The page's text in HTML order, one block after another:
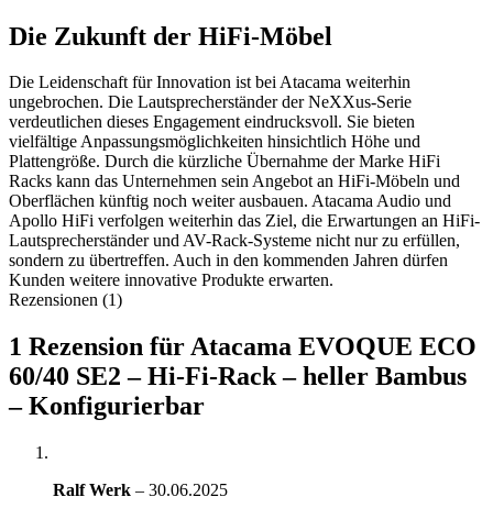
Die Zukunft der HiFi-Möbel
Die Leidenschaft für Innovation ist bei Atacama weiterhin
ungebrochen. Die Lautsprecherständer der NeXXus-Serie
verdeutlichen dieses Engagement eindrucksvoll. Sie bieten
vielfältige Anpassungsmöglichkeiten hinsichtlich Höhe und
Plattengröße. Durch die kürzliche Übernahme der Marke HiFi
Racks kann das Unternehmen sein Angebot an HiFi-Möbeln und
Oberflächen künftig noch weiter ausbauen. Atacama Audio und
Apollo HiFi verfolgen weiterhin das Ziel, die Erwartungen an HiFi-
Lautsprecherständer und AV-Rack-Systeme nicht nur zu erfüllen,
sondern zu übertreffen. Auch in den kommenden Jahren dürfen
Kunden weitere innovative Produkte erwarten.
Rezensionen (1)
1 Rezension fürAtacama EVOQUE ECO
60/40 SE2 – Hi-Fi-Rack – heller Bambus
– Konfigurierbar
Ralf Werk – 30.06.2025